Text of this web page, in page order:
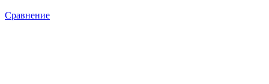
Сравнение